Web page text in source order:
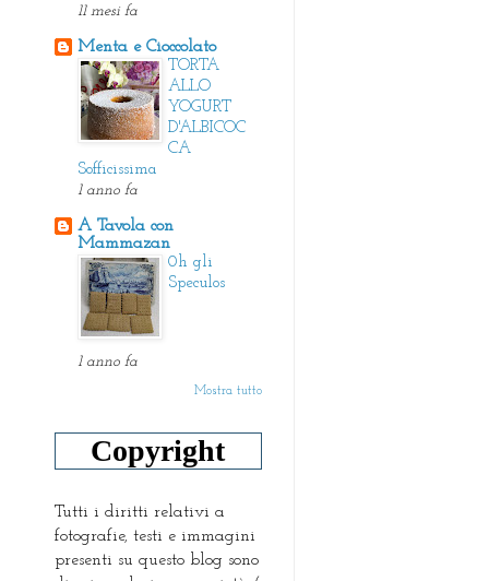
11 mesi fa
Menta e Cioccolato
TORTA
ALLO
YOGURT
D'ALBICOC
CA
Sofficissima
1 anno fa
A Tavola con
Mammazan
0h gli
Speculos
1 anno fa
Mostra tutto
Copyright
Tutti i diritti relativi a
fotografie, testi e immagini
presenti su questo blog sono